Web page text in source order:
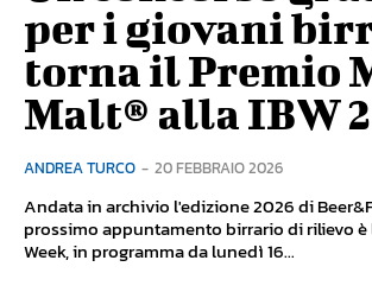
per i giovani
torna il Premio
Malt® alla IBW
ANDREA TURCO - 20 FEBBRAIO 2026
Andata in archivio l'edizione 2026 di
prossimo appuntamento birrario di rilievo è
Week, in programma da lunedì 16...